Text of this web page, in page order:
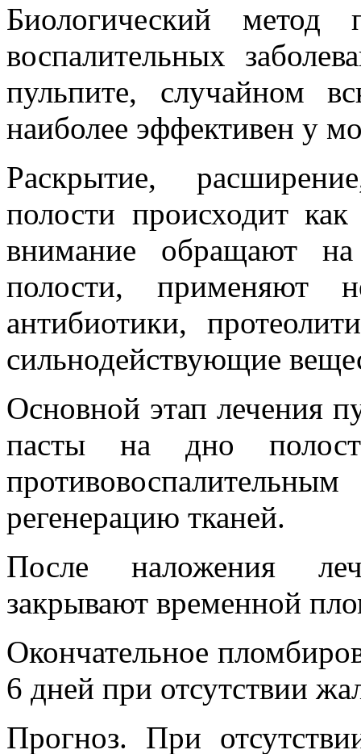
Биологический метод
воспалительных
пульпите, случайном
наиболее эффективен у
Раскрытие,
полости происходит
внимание обращают на
полости, применяют
антибиотики,
сильнодействующие
Основной этап лечения
пасты на дно
регенерацию тканей.
После наложения
закрывают временной
Окончательное
6 дней при отсутствии
Прогноз. При